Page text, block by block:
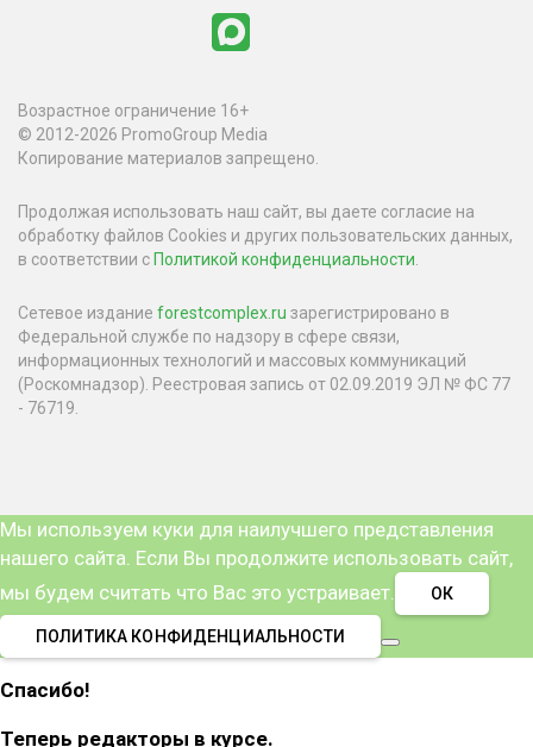
Возрастное ограничение 16+
© 2012-2026 PromoGroup Media
Копирование материалов запрещено.
Продолжая использовать наш сайт, вы даете согласие на
обработку файлов Cookies и других пользовательских данных,
в соответствии с Политикой конфиденциальности.
Сетевое издание forestcomplex.ru зарегистрировано в
Федеральной службе по надзору в сфере связи,
информационных технологий и массовых коммуникаций
(Роскомнадзор). Реестровая запись от 02.09.2019 ЭЛ № ФС 77
- 76719.
Мы используем куки для наилучшего представления
нашего сайта. Если Вы продолжите использовать сайт,
мы будем считать что Вас это устраивает.
ОК
ПОЛИТИКА КОНФИДЕНЦИАЛЬНОСТИ
Спасибо!
Теперь редакторы в курсе.